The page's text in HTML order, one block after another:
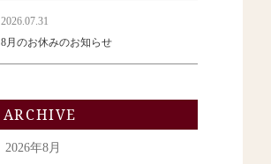
2026.07.31
8月のお休みのお知らせ
ARCHIVE
2026年8月